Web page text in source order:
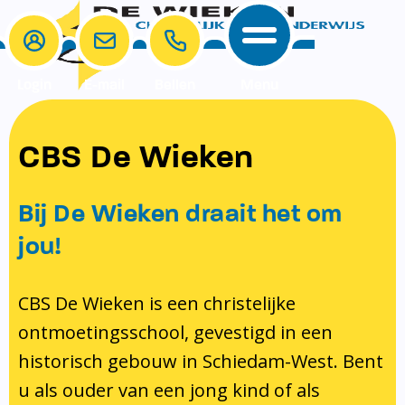
School
School
Onze visie rondom christelijke
identiteit
Pedagogisch klimaat en veiligheid
Bibliotheek
Ondersteuning
Ouders
MR & GMR
Aanmelden nieuwe leerling
Verlof aanvragen
Bibliotheek op school
Te weinig geld?
Contact
E-mail
CBS De Wieken
Bij De Wieken draait het om
jou!
CBS De Wieken is een christelijke
ontmoetingsschool, gevestigd in een
historisch gebouw in Schiedam-West. Bent
u als ouder van een jong kind of als